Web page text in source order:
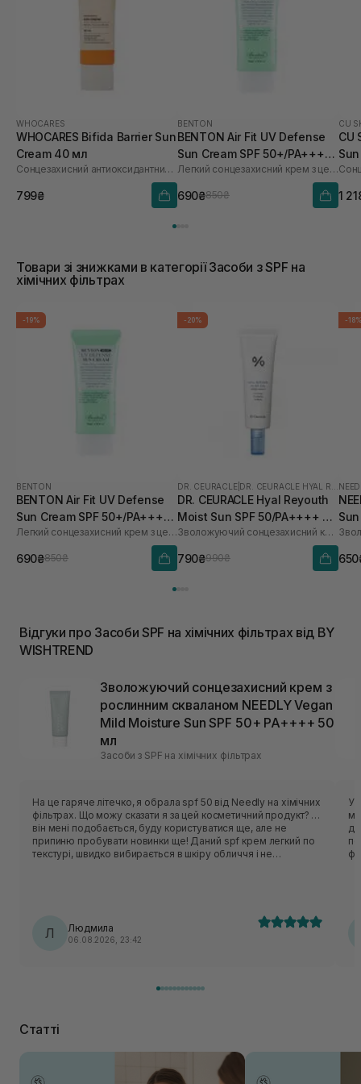
WHOCARES
WHOCARES Bifida Barrier Sun
Cream 40 мл
Сонцезахисний антиоксидантний крем
799₴
BENTON
BENTON Air Fit UV Defense
Sun Cream SPF 50+/PA++++
50 мл
Легкий сонцезахисний крем з центелою
690₴850₴
CU
CU
60
1
Товари зі знижками в категорії Засоби з SPF на
хімічних фільтрах
-19%
BENTON
BENTON Air Fit UV Defense
Sun Cream SPF 50+/PA++++
50 мл
Легкий сонцезахисний крем з центелою
690₴850₴
-20%
DR. CEURACLE
DR. CEURACLE Hyal Reyouth
Moist Sun SPF 50/PA++++ 50
мл
Зволожуючий сонцезахисний крем для обличчя з гіалуроновою кислотою
790₴990₴
-
Відгуки про Засоби SPF на хімічних фільтрах від BY
WISHTREND
Зволожуючий сонцезахисний крем з
рослинним скваланом NEEDLY Vegan
Mild Moisture Sun SPF 50+ PA++++ 50
мл
Засоби з SPF на хімічних фільтрах
На це гаряче літечко, я обрала spf 50 від Needly на хімічних
фільтрах. Що можу сказати я за цей косметичний продукт? …
він мені подобається, буду користуватися ще, але не
припиню пробувати новинки ще! Даний spf крем легкий по
текстурі, швидко вибирається в шкіру обличчя і не
Л Людмила
06.08.2026, 23:42
У
пече. Тільки от
Статті